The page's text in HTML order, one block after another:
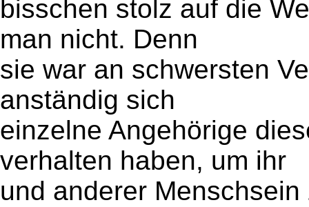
bisschen stolz auf die
man nicht. Denn
sie war an schwersten
anständig sich
einzelne Angehörige
verhalten haben, um ihr
und anderer